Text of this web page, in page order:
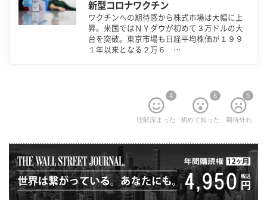
新型コロナワクチン
ワクチンへの期待感から株式市場は大幅に上
昇。米国ではＮＹダウが初めて３万ドルの大
台を突破。東京市場も日経平均株価が１９９
１年以来となる２万６ …
4
理解深まった
6
初めて知った
5
期待外れ